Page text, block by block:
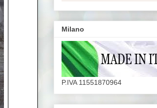
Milano
P.IVA 11551870964